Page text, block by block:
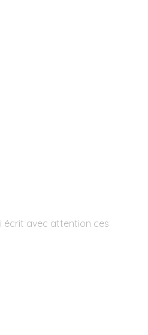
écrit avec attention ces